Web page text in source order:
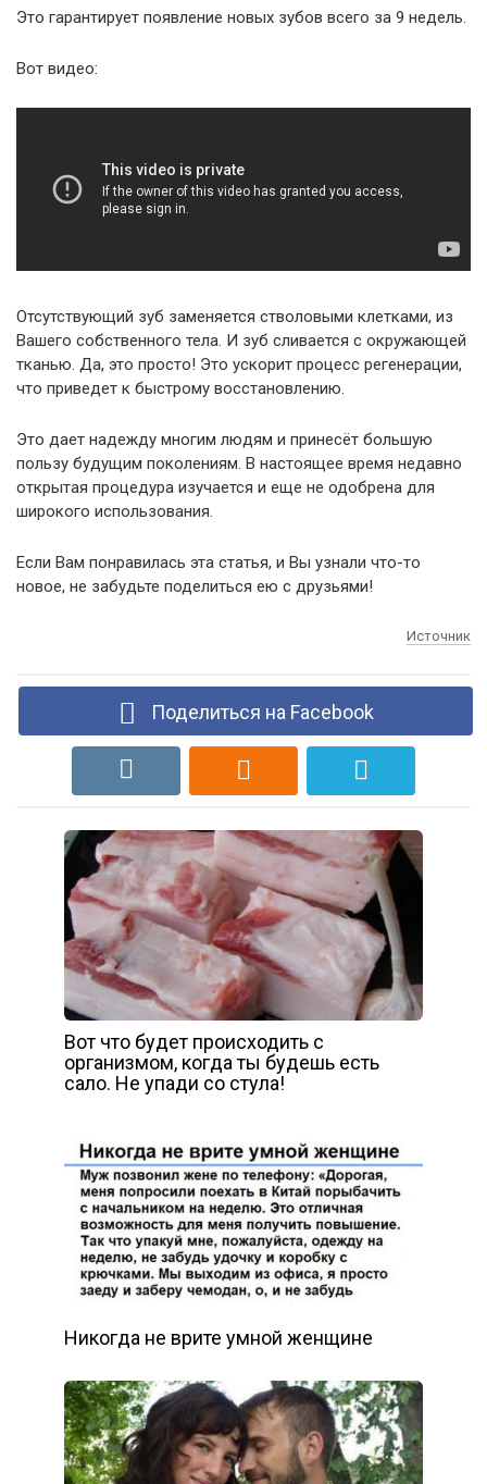
Это гарантирует появление новых зубов всего за 9 недель.
Вот видео:
Отсутствующий зуб заменяется стволовыми клетками, из
Вашего собственного тела. И зуб сливается с окружающей
тканью. Да, это просто! Это ускорит процесс регенерации,
что приведет к быстрому восстановлению.
Это дает надежду многим людям и принесёт большую
пользу будущим поколениям. В настоящее время недавно
открытая процедура изучается и еще не одобрена для
широкого использования.
Если Вам понравилась эта статья, и Вы узнали что-то
новое, не забудьте поделиться ею с друзьями!
Источник
Поделиться на Facebook
Вот что будет происходить с
организмом, когда ты будешь есть
сало. Не упади со стула!
Никогда не врите умной женщине